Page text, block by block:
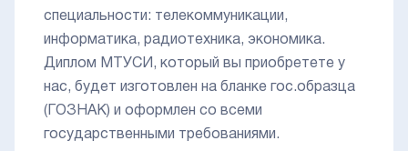
специальности: телекоммуникации,
информатика, радиотехника, экономика.
Диплом МТУСИ, который вы приобретете у
нас, будет изготовлен на бланке гос.образца
(ГОЗНАК) и оформлен со всеми
государственными требованиями.